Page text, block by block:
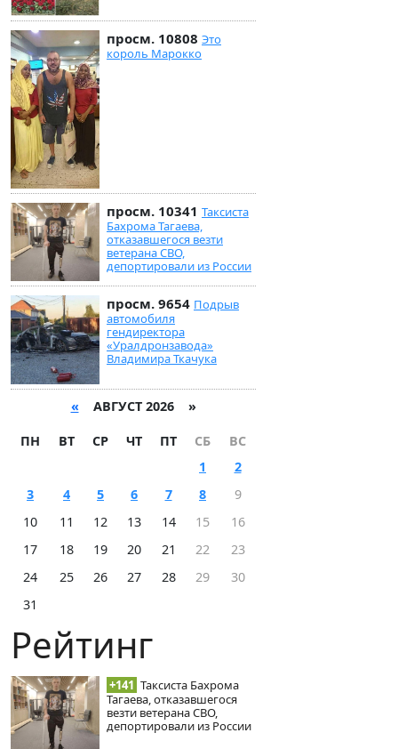
просм. 10808 Это
король Марокко
просм. 10341 Таксиста
Бахрома Тагаева,
отказавшегося везти
ветерана СВО,
депортировали из России
просм. 9654 Подрыв
автомобиля
гендиректора
«Уралдронзавода»
Владимира Ткачука
« АВГУСТ 2026 »
ПН ВТ СР ЧТ ПТ СБ
ВС
1
2
3
4 5 6 7 8
9
10
11 12 13 14 15
16
17
18 19 20 21 22
23
24
25 26 27 28 29
30
31
Рейтинг
+141 Таксиста Бахрома
Тагаева, отказавшегося
везти ветерана СВО,
депортировали из России